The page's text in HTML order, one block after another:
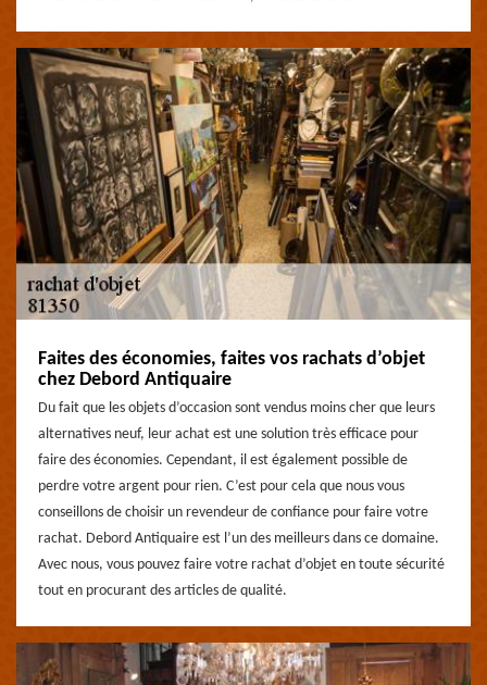
Faites des économies, faites vos rachats d’objet
chez Debord Antiquaire
Du fait que les objets d’occasion sont vendus moins cher que leurs
alternatives neuf, leur achat est une solution très efficace pour
faire des économies. Cependant, il est également possible de
perdre votre argent pour rien. C’est pour cela que nous vous
conseillons de choisir un revendeur de confiance pour faire votre
rachat. Debord Antiquaire est l’un des meilleurs dans ce domaine.
Avec nous, vous pouvez faire votre rachat d’objet en toute sécurité
tout en procurant des articles de qualité.